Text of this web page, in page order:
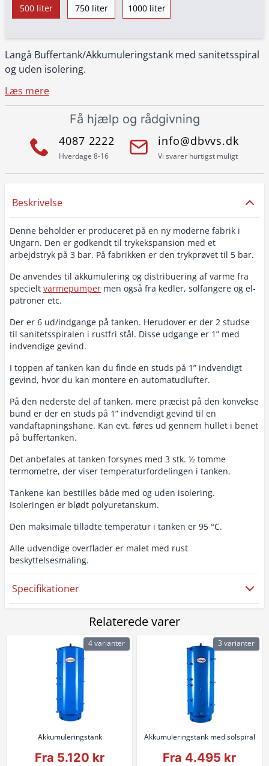
Langå Buffertank/Akkumuleringstank med sanitetsspiral
og uden isolering.
Læs mere
500 liter 750 liter 1000 liter
Få hjælp og rådgivning
4087 2222
Hverdage 8-16
info@dbvvs.dk
Vi svarer hurtigst muligt
Beskrivelse
Denne beholder er produceret på en ny moderne fabrik i
Ungarn. Den er godkendt til trykekspansion med et
arbejdstryk på 3 bar. På fabrikken er den trykprøvet til 5 bar.
De anvendes til akkumulering og distribuering af varme fra
specielt varmepumper men også fra kedler, solfangere og el-
patroner etc.
Der er 6 ud/indgange på tanken. Herudover er der 2 studse
til sanitetsspiralen i rustfri stål. Disse udgange er 1” med
indvendige gevind.
I toppen af tanken kan du finde en studs på 1” indvendigt
gevind, hvor du kan montere en automatudlufter.
På den nederste del af tanken, mere præcist på den konvekse
bund er der en studs på 1” indvendigt gevind til en
vandaftapningshane. Kan evt. føres ud gennem hullet i benet
på buffertanken.
Det anbefales at tanken forsynes med 3 stk. ½ tomme
termometre, der viser temperaturfordelingen i tanken.
Tankene kan bestilles både med og uden isolering.
Isoleringen er blødt polyuretanskum.
Den maksimale tilladte temperatur i tanken er 95 °C.
Alle udvendige overflader er malet med rust
beskyttelsesmaling.
Specifikationer
Relaterede varer
Akkumuleringstank
Fra 5.120 kr
4 varianter
Akkumuleringstank med solspiral
Fra 4.495 kr
3 varianter